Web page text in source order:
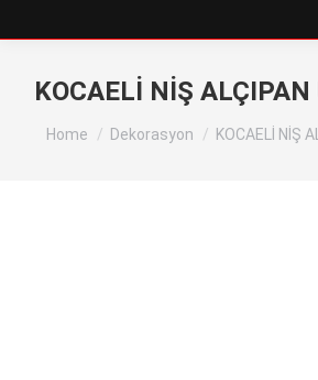
KOCAELİ NİŞ
You are here:
Home Dekorasyon KOCAELİ NİŞ